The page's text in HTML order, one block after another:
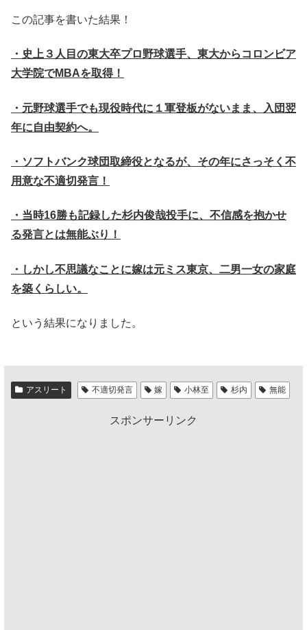
この記事を書いた結果！
・史上３人目の東大卒プロ野球選手、東大からコロンビア
大学院でMBAを取得！
・元野球選手でも現役時代に１軍登板がないまま、入団翌
年に自由契約へ。
・ソフトバンク球団取締役となるが、その年にさっそく不
用意な不適切発言！
・当時16勝も記録した杉内俊哉投手に、不信感を抱かせ
る発言とは無能ぶり！
・しかし不思議なことに嫁は元ミス東京、二男一女の家庭
を築くらしい。
という結果になりました。
アスリート 不適切発言 嫁 小林至 杉内 無能
スポンサーリンク